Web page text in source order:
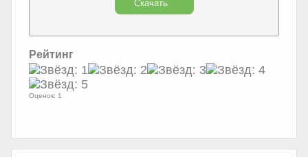
Скачать
Рейтинг
Оценок: 1